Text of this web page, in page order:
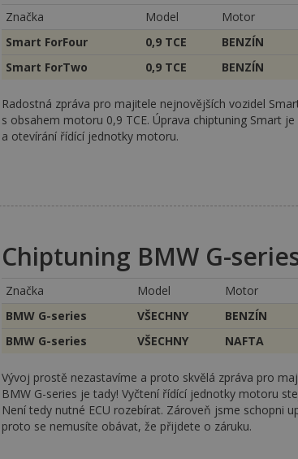
Značka Model
Motor
Smart ForFour
0,9 TCE
BENZÍN
Smart ForTwo
0,9 TCE BENZÍN
Radostná zpráva pro majitele nejnovějších vozidel
s obsahem motoru 0,9 TCE. Úprava chiptuning Smart
a otevírání řídící jednotky motoru.
Chiptuning BMW G-
Značka Model
Motor
BMW G-series
VŠECHNY
BENZÍN
BMW G-series
VŠECHNY NAFTA
Vývoj prostě nezastavíme a proto skvělá zpráva pro
BMW G-series je tady! Vyčtení řídící jednotky motoru
Není tedy nutné ECU rozebírat. Zároveň jsme schopni
proto se nemusíte obávat, že přijdete o záruku.